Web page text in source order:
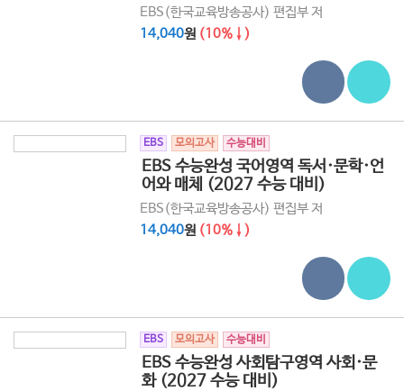
EBS(한국교육방송공사) 편집부 저
14,040원 (10%↓)
EBS 모의고사 수능대비
EBS 수능완성 국어영역 독서·문학·언
어와 매체 (2027 수능 대비)
EBS(한국교육방송공사) 편집부 저
14,040원 (10%↓)
EBS 모의고사 수능대비
EBS 수능완성 사회탐구영역 사회·문
화 (2027 수능 대비)